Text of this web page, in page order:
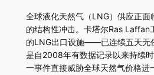
全球液化天然气（LNG）供应正
的结构性冲击。卡塔尔Ras
的LNG出口设施——已连续五天无
是自2008年有数据记录以来持续
一事件直接威胁全球天然气价格进